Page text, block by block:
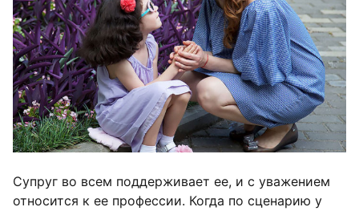
Супруг во всем поддерживает ее, и с уважением
относится к ее профессии. Когда по сценарию у